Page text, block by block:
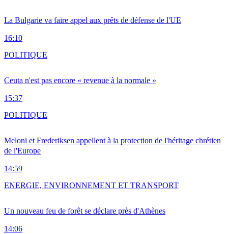
La Bulgarie va faire appel aux prêts de défense de l'UE
16:10
Ceuta n'est pas encore « revenue à la normale »
15:37
POLITIQUE
Meloni et Frederiksen appellent à la protection de l'héritage chrétien
de l'Europe
14:59
POLITIQUE
Un nouveau feu de forêt se déclare près d'Athènes
14:06
ENERGIE, ENVIRONNEMENT ET TRANSPORT